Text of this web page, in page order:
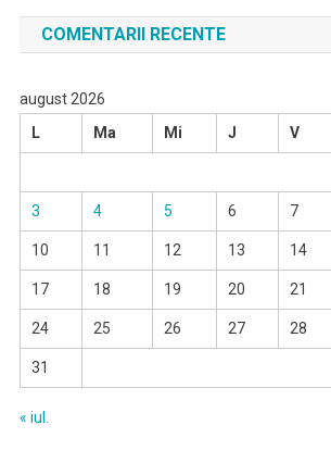
COMENTARII RECENTE
august 2026
L
Ma Mi J V
3 4 5 6 7
10 11 12 13 14
17 18 19 20 21
24 25 26 27 28
31
« iul.